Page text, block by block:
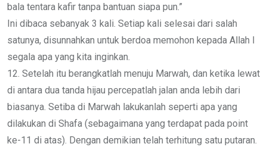
bala tentara kafir tanpa bantuan siapa pun.”
Ini dibaca sebanyak 3 kali. Setiap kali selesai dari salah
satunya, disunnahkan untuk berdoa memohon kepada Allah I
segala apa yang kita inginkan.
12. Setelah itu berangkatlah menuju Marwah, dan ketika lewat
di antara dua tanda hijau percepatlah jalan anda lebih dari
biasanya. Setiba di Marwah lakukanlah seperti apa yang
dilakukan di Shafa (sebagaimana yang terdapat pada point
ke-11 di atas). Dengan demikian telah terhitung satu putaran.